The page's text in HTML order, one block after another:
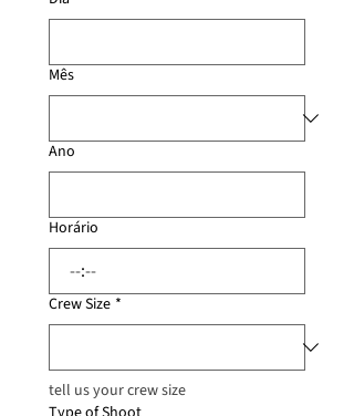
Mês
Ano
Horário
:
Crew Size *
tell us your crew size